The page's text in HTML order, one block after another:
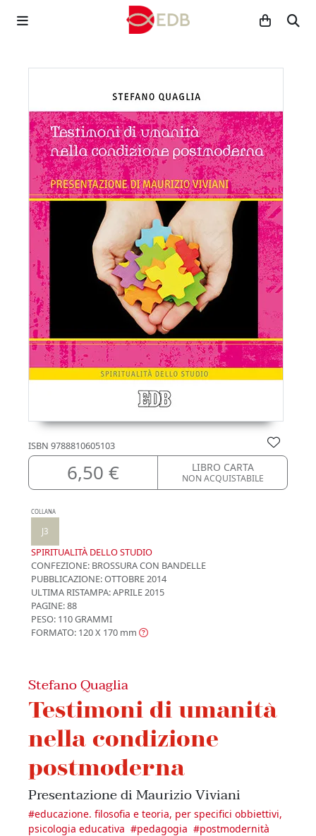
ISBN 9788810605103
6,50 € LIBRO CARTA
NON ACQUISTABILE
COLLANA
J3
SPIRITUALITÀ DELLO STUDIO
CONFEZIONE: BROSSURA CON BANDELLE
PUBBLICAZIONE:OTTOBRE 2014
ULTIMA RISTAMPA:APRILE 2015
PAGINE: 88
PESO: 110 GRAMMI
FORMATO: 120 X 170 mm
Stefano Quaglia
Testimoni di umanità
nella condizione
postmoderna
Presentazione di Maurizio Viviani
#educazione. filosofia e teoria, per specifici obbiettivi,
psicologia educativa #pedagogia #postmodernità